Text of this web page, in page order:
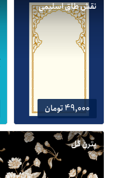
نقش طاق اسلیمی
49,000 تومان
پترن گل